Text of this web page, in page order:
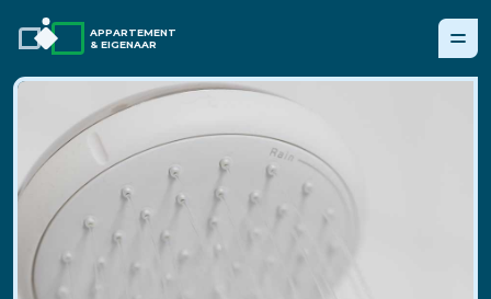
APPARTEMENT
& EIGENAAR